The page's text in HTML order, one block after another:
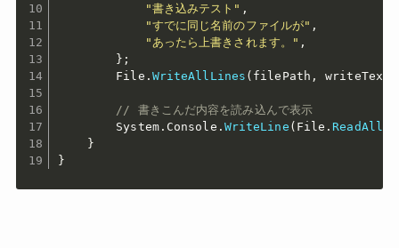
"書き込みテスト" ,
"すでに同じ名前のファイルが" ,
"あったら上書きされます。" ,
} ;
        File
. WriteAllLines ( filePath ,
// 書きこんだ内容を読み込んで表示
        System
. Console . WriteLine ( File .
}
}